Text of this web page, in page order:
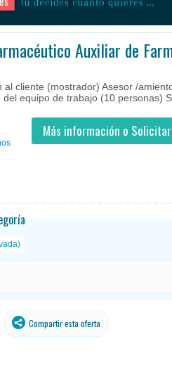
Auxiliar de
al cliente (mostrador) Asesor /
equipo de trabajo (10 personas)
Más información o
Compartir esta oferta